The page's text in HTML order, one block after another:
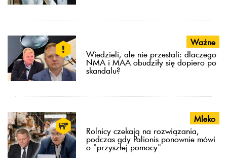
Ważne
Wiedzieli, ale nie przestali: dlaczego
NMA i MAA obudziły się dopiero po
skandalu?
Mleko
Rolnicy czekają na rozwiązania,
podczas gdy Palionis ponownie mówi
o "przyszłej pomocy"